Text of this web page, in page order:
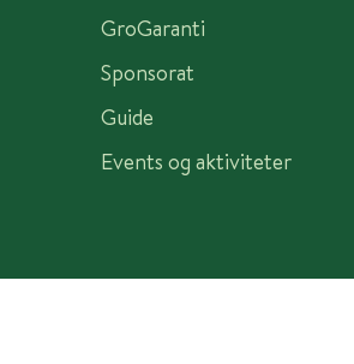
GroGaranti
Sponsorat
Guide
Events og aktiviteter